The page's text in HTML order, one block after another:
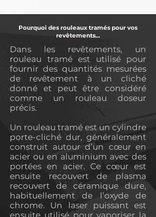
Pourquoi des rouleaux tramés pour vos
revêtements...
Dans les revêtements, un
rouleau tramé est utilisé pour
fournir des quantités mesurées
de revêtement à un cliché
donné et peut être considéré
comme un rouleau doseur
précis.​
Un rouleau tramé est un cylindre
porte-cliché dur, généralement
construit autour d’un cœur en
acier ou en aluminium avec des
portées en acier. Ce cœur est
ensuite recouvert de plasma
recouvert de céramique dure,
habituellement de l’oxyde de
chrome. Un laser puissant est
ensuite utilisé pour vaporiser la